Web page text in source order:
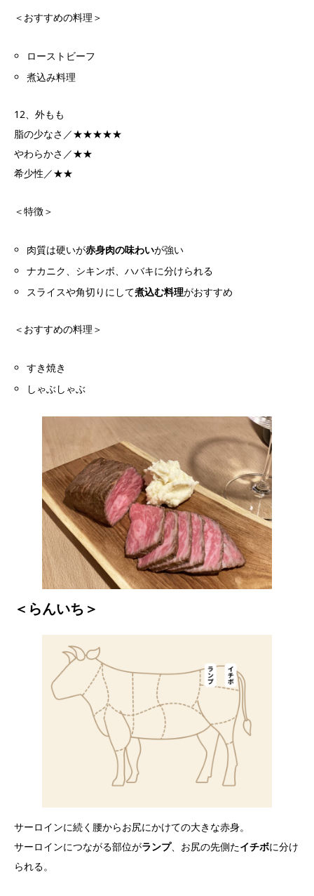
＜おすすめの料理＞
ローストビーフ
煮込み料理
12、外もも
脂の少なさ／★★★★★
やわらかさ／★★
希少性／★★
＜特徴＞
肉質は硬いが赤身肉の味わいが強い
ナカニク、シキンボ、ハバキに分けられる
スライスや角切りにして煮込む料理がおすすめ
＜おすすめの料理＞
すき焼き
しゃぶしゃぶ
＜らんいち＞
サーロインに続く腰からお尻にかけての大きな赤身。
サーロインにつながる部位がランプ、お尻の先側たイチボに分け
られる。